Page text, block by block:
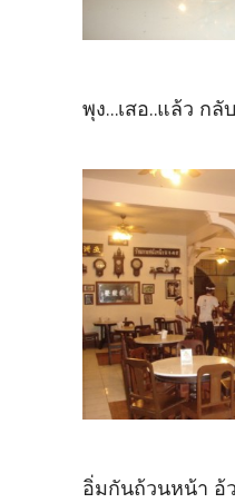
พุง...เสอ..แล้ว กลั
อิ่มกันถ้วนหน้า อ้